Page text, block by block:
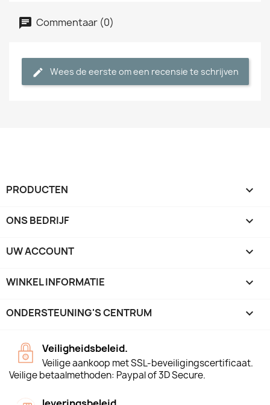
Commentaar (0)
Wees de eerste om een recensie te schrijven
PRODUCTEN 
ONS BEDRIJF 
UW ACCOUNT 
WINKEL INFORMATIE keyboard_arrow_down
ONDERSTEUNING'S CENTRUM 
Veiligheidsbeleid.
Veilige aankoop met SSL-beveiligingscertificaat.
Veilige betaalmethoden: Paypal of 3D Secure.